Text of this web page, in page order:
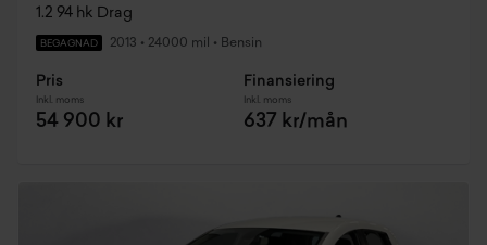
1.2 94 hk Drag
BEGAGNAD 2013 • 24000 mil • Bensin
Pris
Inkl. moms
54 900 kr
Finansiering
Inkl. moms
637 kr/mån